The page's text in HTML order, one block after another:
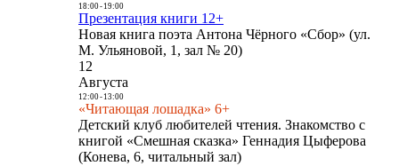
18:00- 19:00
Презентация книги 12+
Новая книга поэта Антона Чёрного «Сбор» (ул.
М. Ульяновой, 1, зал № 20)
12
Августа
12:00- 13:00
«Читающая лошадка» 6+
Детский клуб любителей чтения. Знакомство с
книгой «Смешная сказка» Геннадия Цыферова
(Конева, 6, читальный зал)